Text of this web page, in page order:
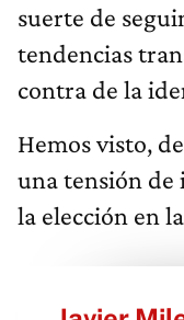
suerte de
tendencias
contra de la
Hemos visto,
una tensión
la elección en